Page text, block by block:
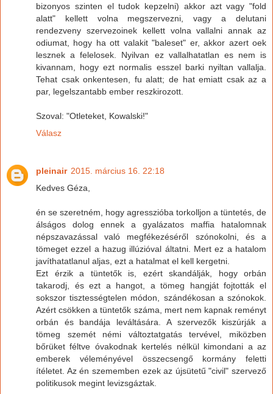
bizonyos szinten el tudok kepzelni) akkor azt vagy "fold
alatt" kellett volna megszervezni, vagy a delutani
rendezveny szervezoinek kellett volna vallalni annak az
odiumat, hogy ha ott valakit "baleset" er, akkor azert oek
lesznek a felelosek. Nyilvan ez vallalhatatlan es nem is
kivannam, hogy ezt normalis esszel barki nyiltan vallalja.
Tehat csak onkentesen, fu alatt; de hat emiatt csak az a
par, legelszantabb ember reszkirozott.
Szoval: "Otleteket, Kowalski!"
Válasz
pleinair 2015. március 16. 22:18
Kedves Géza,
én se szeretném, hogy agresszióba torkolljon a tüntetés, de
álságos dolog ennek a gyalázatos maffia hatalomnak
népszavazással való megfékezéséről szónokolni, és a
tömeget ezzel a hazug illúzióval áltatni. Mert ez a hatalom
javíthatatlanul aljas, ezt a hatalmat el kell kergetni.
Ezt érzik a tüntetők is, ezért skandálják, hogy orbán
takarodj, és ezt a hangot, a tömeg hangját fojtották el
sokszor tisztességtelen módon, szándékosan a szónokok.
Azért csökken a tüntetők száma, mert nem kapnak reményt
orbán és bandája leváltására. A szervezők kiszúrják a
tömeg szemét némi változtatgatás tervével, miközben
bőrüket féltve óvakodnak kertelés nélkül kimondani a az
emberek véleményével összecsengő kormány feletti
ítéletet. Az én szememben ezek az újsütetű "civil" szervező
politikusok megint levizsgáztak.